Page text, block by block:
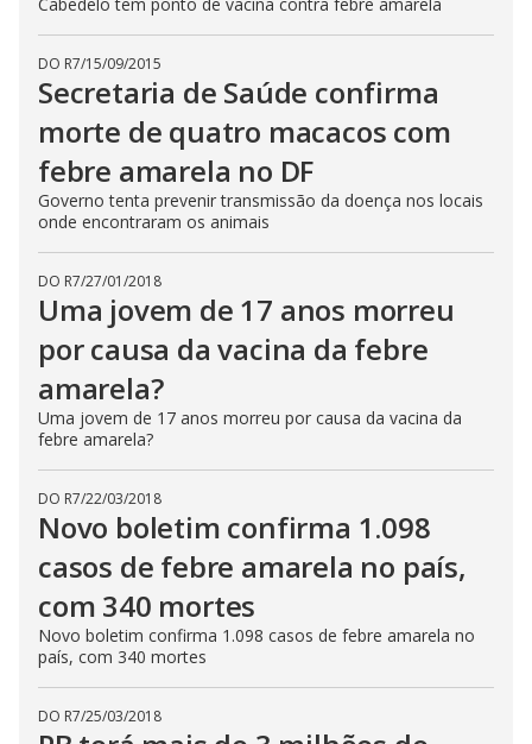
DO R7/15/09/2015
Secretaria de Saúde confirma
morte de quatro macacos com
febre amarela no DF
Governo tenta prevenir transmissão da doença nos locais
onde encontraram os animais
DO R7/27/01/2018
Uma jovem de 17 anos morreu
por causa da vacina da febre
amarela?
Uma jovem de 17 anos morreu por causa da vacina da
febre amarela?
DO R7/22/03/2018
Novo boletim confirma 1.098
casos de febre amarela no país,
com 340 mortes
Novo boletim confirma 1.098 casos de febre amarela no
país, com 340 mortes
DO R7/25/03/2018